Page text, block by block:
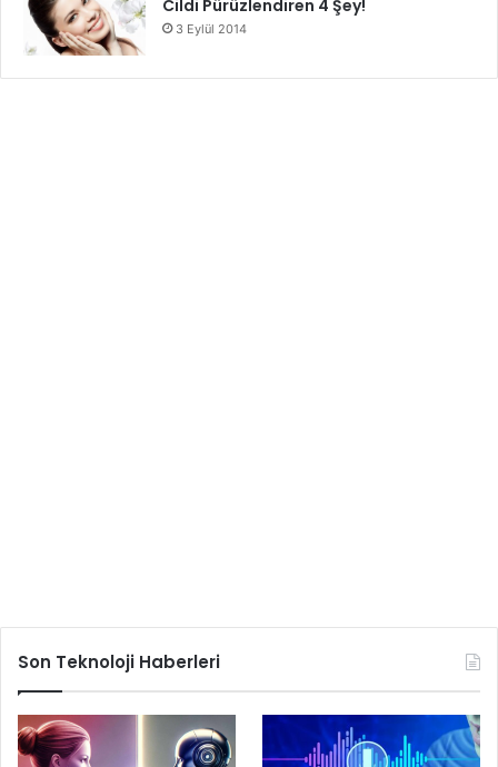
Cildi Pürüzlendiren 4 Şey!
3 Eylül 2014
Son Teknoloji Haberleri